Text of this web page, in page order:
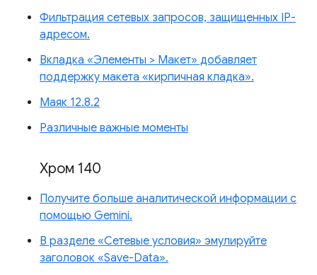
Фильтрация сетевых запросов, защищенных IP-
адресом.
Вкладка «Элементы > Макет» добавляет
поддержку макета «кирпичная кладка».
Маяк 12.8.2
Различные важные моменты
Хром 140
Получите больше аналитической информации с
помощью Gemini.
В разделе «Сетевые условия» эмулируйте
заголовок «Save-Data».